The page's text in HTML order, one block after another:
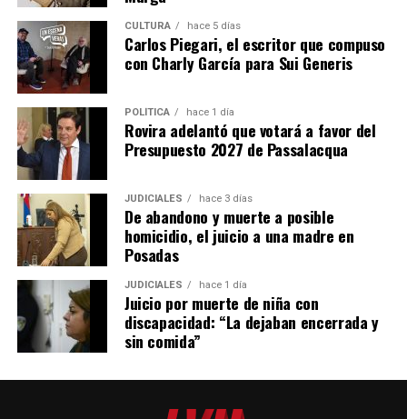
CULTURA hace 5 días
Carlos Piegari, el escritor que compuso
con Charly García para Sui Generis
POLÍTICA hace 1 día
Rovira adelantó que votará a favor del
Presupuesto 2027 de Passalacqua
JUDICIALES hace 3 días
De abandono y muerte a posible
homicidio, el juicio a una madre en
Posadas
JUDICIALES hace 1 día
Juicio por muerte de niña con
discapacidad: “La dejaban encerrada y
sin comida”